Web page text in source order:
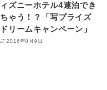
ィズニーホテル4連泊でき
ちゃう！？「写プライズ
ドリームキャンペーン」
2016年8月9日